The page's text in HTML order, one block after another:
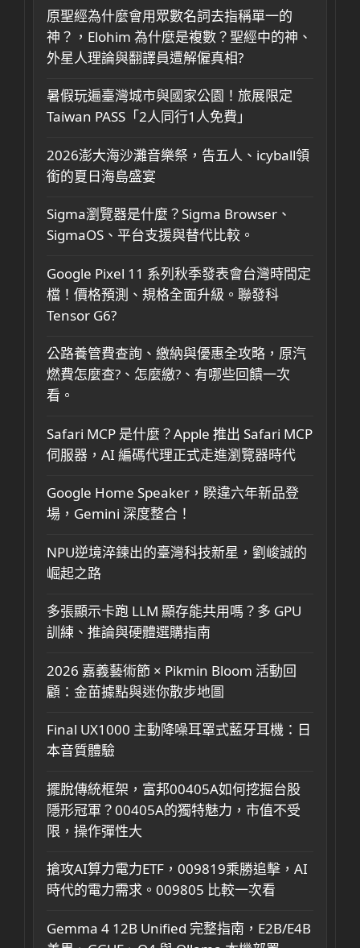
原聖經為什麼會用眾數名詞去指稱單一的
神？，Elohim 為什麼是複數？聖經中的神、
外星人理論與翻譯員遭解僱真相?
暑假玩遍臺灣城市與國家公園！旅展限定
Taiwan PASS「2人同行1人免費」
2026澎大海沙灘音樂祭，告五人、icyball領
銜的夏日海島盛宴
Sigma瀏覽器是什麼？Sigma Browser、
SigmaOS、平台支援與替代比較。
Google Pixel 11 系列秋季發表會台灣時間定
檔！價格預測、規格全面升級。聯發科
Tensor G6?
公路養管費查詢、繳納與優惠全攻略，原汽
燃費怎麼查?、怎麼繳?、有哪些回饋一次
看。
Safari MCP 是什麼？Apple 推出 Safari MCP
伺服器，AI 編碼代理正式走進瀏覽器時代
Google Home Speaker，睽違六年新品登
場，Gemini 深度整合！
NPU逆境淬鍊出的臺灣科技新星，劉峻誠的
崛起之路
多張顯示卡跑 LLM 顯存能共用嗎？多 GPU
訓練、推論與硬體選購指南
2026 嘉義藝術節 × Pikmin Bloom 活動回
顧：金苗據點與迷你散步地圖
Final UX1000 主動降噪耳罩式藍牙耳機：日
本音質體驗
擺脫傳統框架，富邦00405A如何挖掘台股
隱形冠軍？00405A的獨特魅力，市值不受
限，操作彈性大
搶攻AI算力電力ETF，009819乘勝追擊，AI
時代的電力需求。009805 比較一次看
Gemma 4 12B Unified 完整指南，E2B/E4B